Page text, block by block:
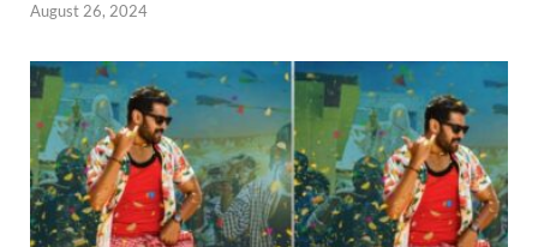
August 26, 2024